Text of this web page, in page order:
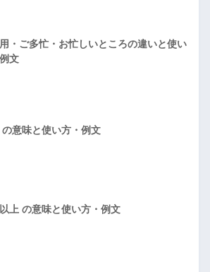
・ご多忙・お忙しいところの違いと使い
文
の意味と使い方・例文
上 の意味と使い方・例文